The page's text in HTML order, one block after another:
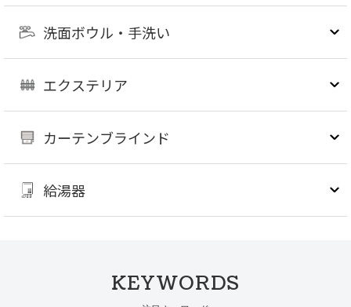
洗面ボウル・手洗い
エクステリア
カーテンブラインド
給湯器
KEYWORDS